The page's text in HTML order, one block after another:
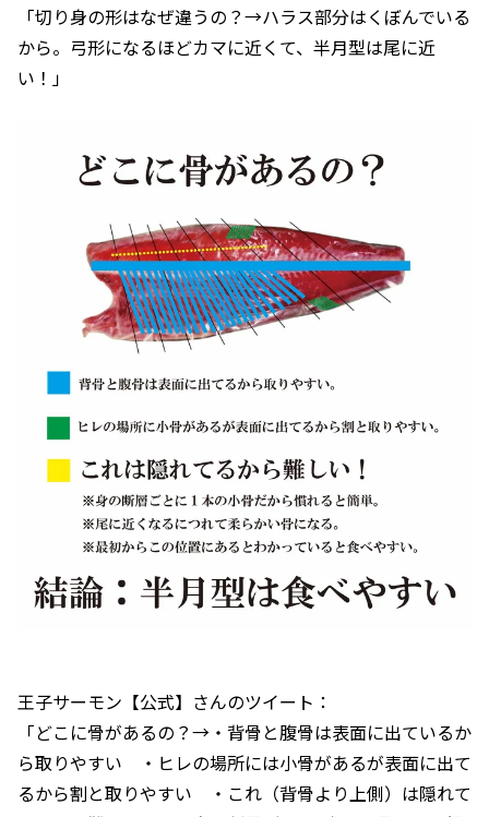
「切り身の形はなぜ違うの？→ハラス部分はくぼんでいる
から。弓形になるほどカマに近くて、半月型は尾に近
い！」
王子サーモン【公式】さんのツイート：
「どこに骨があるの？→・背骨と腹骨は表面に出ているか
ら取りやすい ・ヒレの場所には小骨があるが表面に出て
るから割と取りやすい ・これ（背骨より上側）は隠れて